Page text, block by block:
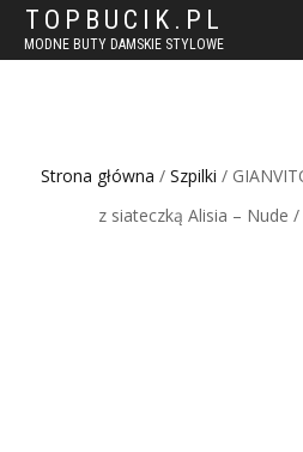
TOPBUCIK.PL
MODNE BUTY DAMSKIE STYLOWE
Strona główna / Szpilki /
z siateczką Alisia – Nude